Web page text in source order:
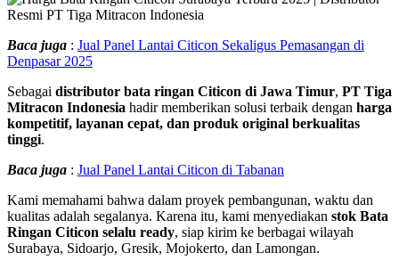
Baca juga : Jual Panel Lantai Citicon Sekaligus Pemasangan di
Denpasar 2025
Sebagai distributor bata ringan Citicon di Jawa Timur, PT Tiga
Mitracon Indonesia hadir memberikan solusi terbaik dengan harga
kompetitif, layanan cepat, dan produk original berkualitas
tinggi.
Baca juga : Jual Panel Lantai Citicon di Tabanan
Kami memahami bahwa dalam proyek pembangunan, waktu dan
kualitas adalah segalanya. Karena itu, kami menyediakan stok Bata
Ringan Citicon selalu ready, siap kirim ke berbagai wilayah
Surabaya, Sidoarjo, Gresik, Mojokerto, dan Lamongan.